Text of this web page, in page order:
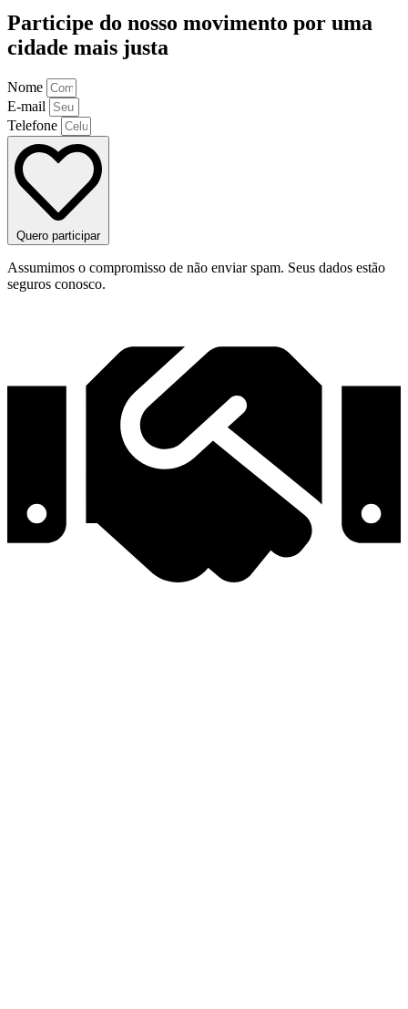
Participe do nosso movimento por uma
cidade mais justa
Nome
E-mail
Telefone
Quero participar
Assumimos o compromisso de não enviar spam. Seus dados estão
seguros conosco.